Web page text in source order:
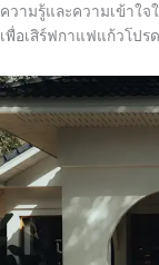
ความรู้และความเข้าใ
เพื่อเสิร์ฟกาแฟแก้วโปร